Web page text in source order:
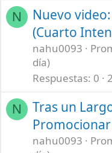
N
Nuevo
(Cuarto
nahu0093
día)
Respuestas 0
N
Tras un
nahu0093